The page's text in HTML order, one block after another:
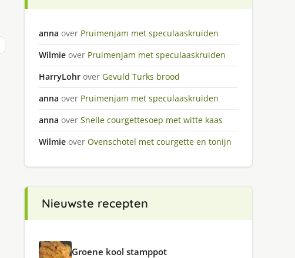
anna over Pruimenjam met speculaaskruiden
Wilmie over Pruimenjam met speculaaskruiden
HarryLohr over Gevuld Turks brood
anna over Pruimenjam met speculaaskruiden
anna over Snelle courgettesoep met witte kaas
Wilmie over Ovenschotel met courgette en tonijn
Nieuwste recepten
Groene kool stamppot